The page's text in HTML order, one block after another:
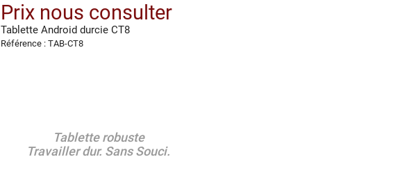
Prix nous consulter
Tablette Android durcie CT8
Référence : TAB-CT8
Tablette robuste
Travailler dur. Sans Souci.